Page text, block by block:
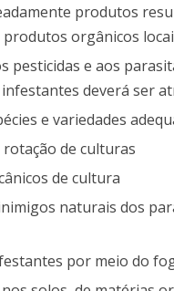
produtos
produtos orgânicos
pesticidas e aos
deverá ser
e variedades
de culturas
de cultura
naturais dos
por meio do